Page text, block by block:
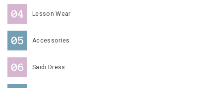
Lesson Wear
Accessories
Saidi Dress